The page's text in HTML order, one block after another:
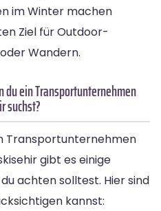
im Winter machen
Ziel für Outdoor-
Wandern.
ein Transportunternehmen
suchst?
Transportunternehmen
gibt es einige
achten solltest. Hier sind
kannst: